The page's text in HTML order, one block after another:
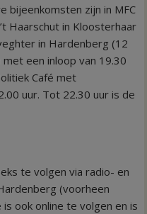
bijeenkomsten zijn in MFC
Haarschut in Kloosterhaar
in Hardenberg (12
een inloop van 19.30
Café met
uur. Tot 22.30 uur is de
te volgen via radio- en
(voorheen
ook online te volgen en is